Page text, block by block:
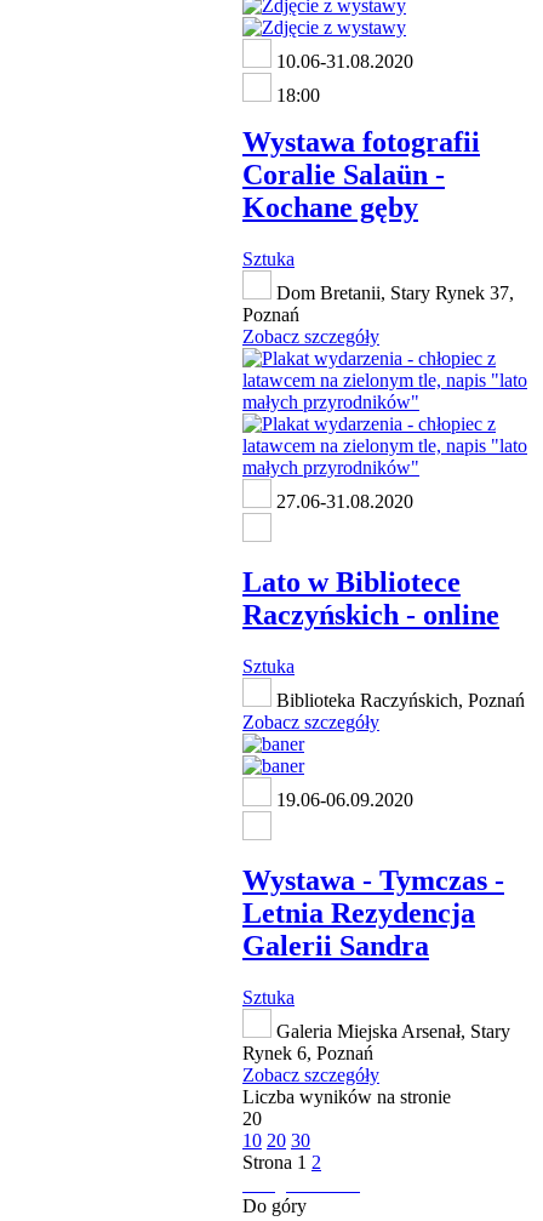
10.06-31.08.2020
18:00
Wystawa fotografii
Coralie Salaün -
Kochane gęby
Sztuka
Dom Bretanii, Stary Rynek 37,
Poznań
Zobacz szczegóły
27.06-31.08.2020
Lato w Bibliotece
Raczyńskich - online
Sztuka
Biblioteka Raczyńskich, Poznań
Zobacz szczegóły
19.06-06.09.2020
Wystawa - Tymczas -
Letnia Rezydencja
Galerii Sandra
Sztuka
Galeria Miejska Arsenał, Stary
Rynek 6, Poznań
Zobacz szczegóły
Liczba wyników na stronie
20
10 20 30
Strona 1 2
Do góry